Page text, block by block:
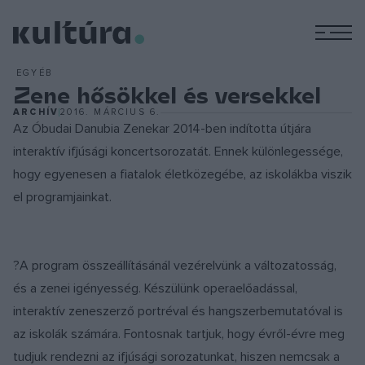
EGYÉB
Zene hősökkel és versekkel
ARCHÍV2016. MÁRCIUS 6.
Az Óbudai Danubia Zenekar 2014-ben indította útjára
interaktív ifjúsági koncertsorozatát. Ennek különlegessége,
hogy egyenesen a fiatalok életközegébe, az iskolákba viszik
el programjainkat.
?A program összeállításánál vezérelvünk a változatosság,
és a zenei igényesség. Készülünk operaelőadással,
interaktív zeneszerző portréval és hangszerbemutatóval is
az iskolák számára. Fontosnak tartjuk, hogy évről-évre meg
tudjuk rendezni az ifjúsági sorozatunkat, hiszen nemcsak a